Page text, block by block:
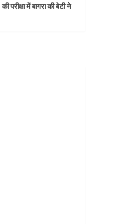
में बागरा की बेटी ने